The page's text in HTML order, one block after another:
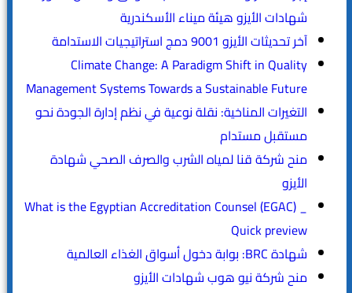
شهادات الأيزو هيئة ميناء الأسكندرية
آخر تحديثات الأيزو 9001 دمج استراتيجيات الاستدامة
Climate Change: A Paradigm Shift in Quality
Management Systems Towards a Sustainable Future
التغيرات المناخية: نقلة نوعية في نظم إدارة الجودة نحو
مستقبل مستدام
منح شركة قنا لمياه الشرب والصرف الصحي شهادة
الأيزو
What is the Egyptian Accreditation Counsel (EGAC) _
Quick preview
شهادة BRC: بوابة دخول أسواق الغذاء العالمية
منح شركة نيو هوب شهادات الأيزو